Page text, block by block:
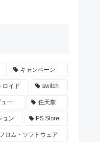
キャンペーン
ロイド switch
ー 任天堂
ョン PS Store
フロム・ソフトウェア